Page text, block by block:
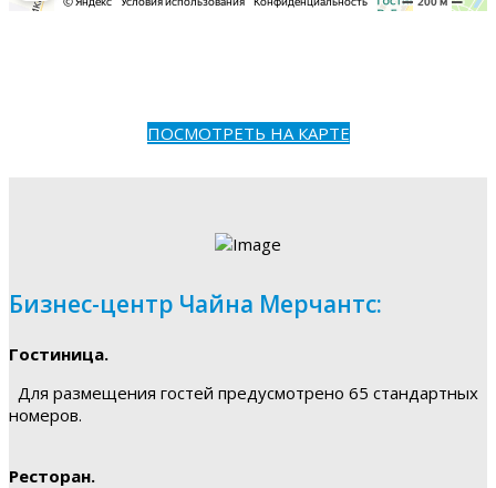
ПОСМОТРЕТЬ НА КАРТЕ
Бизнес-центр Чайна Мерчантс:
Гостиница.
Для размещения гостей предусмотрено 65 стандартных
номеров.
Ресторан.